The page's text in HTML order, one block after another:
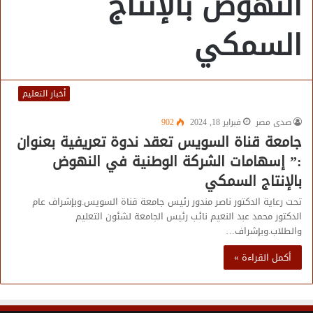
السمكي
أخبار التعليم
صدى مصر
فبراير 18, 2024 902
جامعة قناة السويس تعقد ندوة تعريفية بعنوان
:” إسهامات الشركة الوطنية في النهوض
بالإنتاج السمكي
تحت رعاية الدكتور ناصر مندور رئيس جامعة قناة السويس.وبإشراف عام
الدكتور محمد عبد النعيم نائب رئيس الجامعة لشئون التعليم
والطلاب.وبإشراف…
أكمل القراءة »